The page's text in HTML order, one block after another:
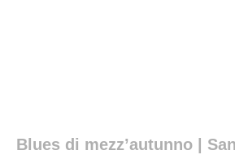
Blues di mezz’autunno |